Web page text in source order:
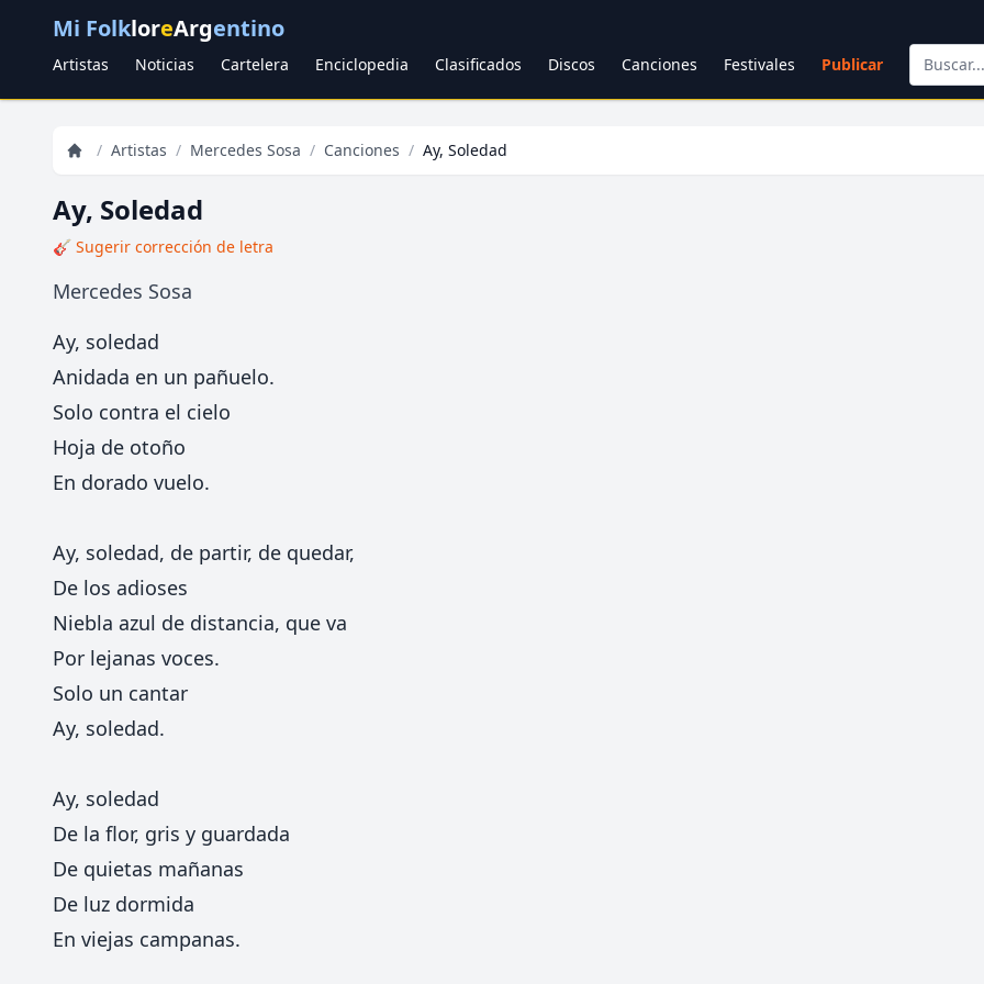
Mi FolkloreArgentino
Artistas Noticias Cartelera Enciclopedia Clasificados Discos Canciones Festivales Publicar
/ Artistas / Mercedes Sosa / Canciones / Ay, Soledad
Ay, Soledad
🎸 Sugerir corrección de letra
Mercedes Sosa
Ay, soledad
Anidada en un pañuelo.
Solo contra el cielo
Hoja de otoño
En dorado vuelo.
Ay, soledad, de partir, de quedar,
De los adioses
Niebla azul de distancia, que va
Por lejanas voces.
Solo un cantar
Ay, soledad.
Ay, soledad
De la flor, gris y guardada
De quietas mañanas
De luz dormida
En viejas campanas.